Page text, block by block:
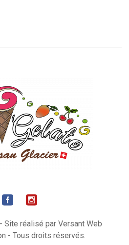
réalisé par Versant Web
- Tous droits réservés.